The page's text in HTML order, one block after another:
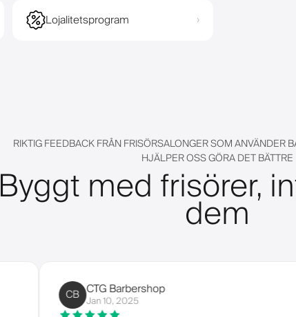
Lojalitetsprogram ›
RIKTIG FEEDBACK FRÅN FRISÖRSALONGER SOM ANVÄNDER
HJÄLPER OSS GÖRA DET BÄTTRE
Byggt med frisörer,
dem
CTG Barbershop
Jan 10, 2025